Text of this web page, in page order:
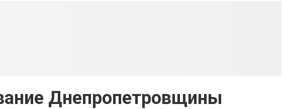
Днепропетровщины